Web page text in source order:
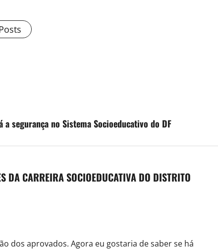
segurança no Sistema Socioeducativo do DF
DA CARREIRA SOCIOEDUCATIVA DO DISTRITO
dos aprovados. Agora eu gostaria de saber se há